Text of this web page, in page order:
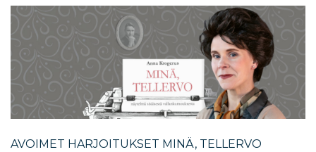
AVOIMET HARJOITUKSET MINÄ, TELLERVO